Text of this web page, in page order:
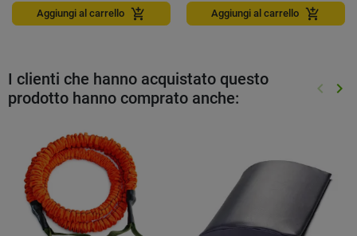
Aggiungi al carrello add_shopping_cart Aggiungi al carrello add_shopping_cart
I clienti che hanno acquistato questo
prodotto hanno comprato anche:
keyboard_arrow_left keyboard_arrow_right